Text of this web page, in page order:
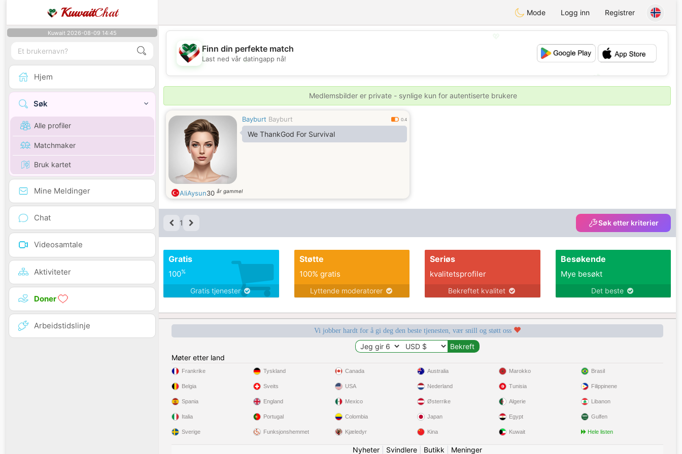
KuwaitChat Mode Logg inn Registrer
Kuwait 2026-08-09 14:45
Hjem
Søk
Alle profiler
Matchmaker
Bruk kartet
Mine Meldinger
Chat
Videosamtale
Aktiviteter
Doner
Arbeidstidslinje
💖
💕
💕
Finn din perfekte match
Last ned vår datingapp nå!
Medlemsbilder er private - synlige kun for autentiserte brukere
Bayburt Bayburt 0.4
We ThankGod For Survival
AliAysun30 år gammel
1 Søk etter kriterier
Gratis
100%
Gratis tjenester
Støtte
100% gratis
Lyttende moderatorer
Seriøs
kvalitetsprofiler
Bekreftet kvalitet
Besøkende
Mye besøkt
Det beste
Vi jobber hardt for å gi deg den beste tjenesten, vær snill og støtt oss
Møter etter land
Frankrike
Belgia
Spania
Italia
Sverige
Tyskland
Sveits
England
Portugal
Funksjonshemmet
Canada
USA
Mexico
Colombia
Kjæledyr
Australia
Nederland
Østerrike
Japan
Kina
Marokko
Tunisia
Algerie
Egypt
Kuwait
Brasil
Filippinene
Libanon
Gulfen
Hele listen
Nyheter| Svindlere| Butikk Meninger